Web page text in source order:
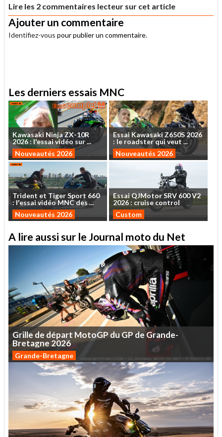
Lire les 2 commentaires lecteur sur cet article
Ajouter un commentaire
Identifiez-vous pour publier un commentaire.
Les derniers essais MNC
Kawasaki NinjaZX-10R
2026: l'essaividéo sur...
Nouveautés 2026
Essai Kawasaki Z650S 2026
: le roadsterquiveut ...
Nouveautés 2026
Trident et TigerSport 660
: l'essaividéoMNCdes...
Nouveautés 2026
EssaiQJMotorSRV 600V2
2026 : cruise control
Custom
A lire aussi sur le Journal moto du Net
Grille de départ MotoGP duGPdeGrande-
Bretagne 2026
Grande-Bretagne